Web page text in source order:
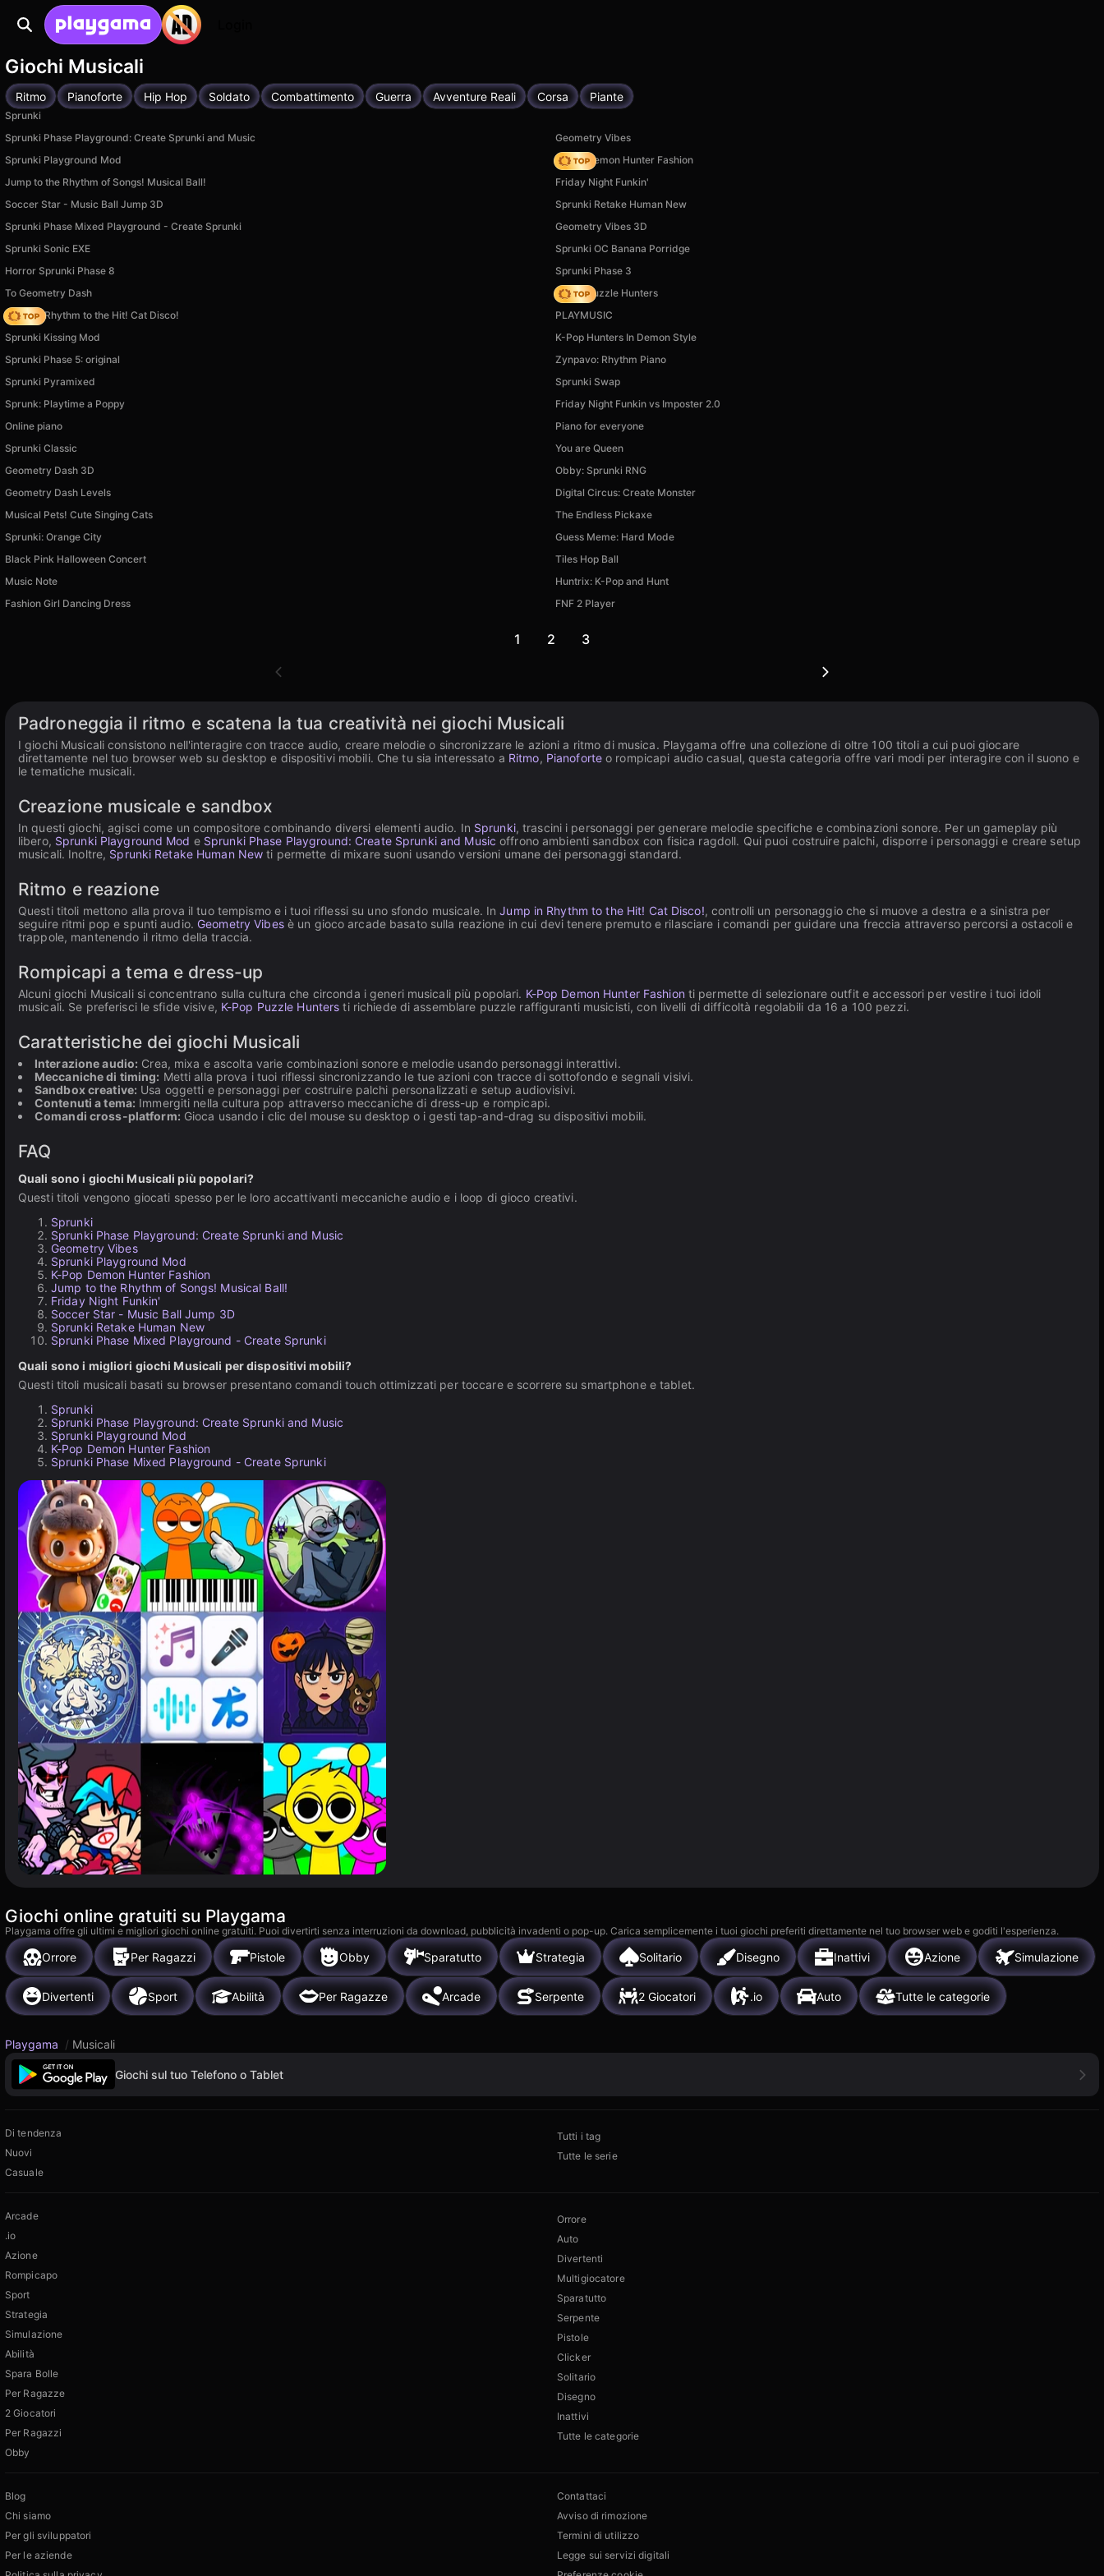
Giochi Musicali
Ritmo Pianoforte Hip Hop Soldato Combattimento Guerra Avventure Reali Corsa Piante
Sprunki
Sprunki Phase Playground: Create Sprunki and Music
Geometry Vibes
Sprunki Playground Mod
K-Pop Demon Hunter Fashion
Jump to the Rhythm of Songs! Musical Ball!
Friday Night Funkin'
Soccer Star - Music Ball Jump 3D
Sprunki Retake Human New
Sprunki Phase Mixed Playground - Create Sprunki
Geometry Vibes 3D
Sprunki Sonic EXE
Sprunki OC Banana Porridge
Horror Sprunki Phase 8
Sprunki Phase 3
To Geometry Dash
K-Pop Puzzle Hunters
Jump in Rhythm to the Hit! Cat Disco!
PLAYMUSIC
Sprunki Kissing Mod
K-Pop Hunters In Demon Style
Sprunki Phase 5: original
Zynpavo: Rhythm Piano
Sprunki Pyramixed
Sprunki Swap
Sprunk: Playtime a Poppy
Friday Night Funkin vs Imposter 2.0
Online piano
Piano for everyone
Sprunki Classic
You are Queen
Geometry Dash 3D
Obby: Sprunki RNG
Geometry Dash Levels
Digital Circus: Create Monster
Musical Pets! Cute Singing Cats
The Endless Pickaxe
Sprunki: Orange City
Guess Meme: Hard Mode
Black Pink Halloween Concert
Tiles Hop Ball
Music Note
Huntrix: K-Pop and Hunt
Fashion Girl Dancing Dress
FNF 2 Player
1 2 3
Padroneggia il ritmo e scatena la tua creatività nei giochi Musicali
I giochi Musicali consistono nell'interagire con tracce audio, creare melodie o sincronizzare le azioni a ritmo di musica. Playgama offre una collezione di oltre 100 titoli a cui puoi giocare
direttamente nel tuo browser web su desktop e dispositivi mobili. Che tu sia interessato a Ritmo, Pianoforteo rompicapi audio casual, questa categoria offre vari modi per interagire con il suono e
le tematiche musicali.
Creazione musicale e sandbox
In questi giochi, agisci come un compositore combinando diversi elementi audio. In Sprunki, trascini i personaggi per generare melodie specifiche e combinazioni sonore. Per un gameplay più
libero, Sprunki Playground Mod e Sprunki Phase Playground: Create Sprunki and Music offrono ambienti sandbox con fisica ragdoll. Qui puoi costruire palchi, disporre i personaggi e creare setup
musicali. Inoltre, Sprunki Retake Human New ti permette di mixare suoni usando versioni umane dei personaggi standard.
Ritmo e reazione
Questi titoli mettono alla prova il tuo tempismo e i tuoi riflessi su uno sfondo musicale. InJump in Rhythm to the Hit! Cat Disco!, controlli un personaggio che si muove a destra e a sinistra per
seguire ritmi pop e spunti audio. Geometry Vibesè un gioco arcade basato sulla reazione in cui devi tenere premuto e rilasciare i comandi per guidare una freccia attraverso percorsi a ostacoli e
trappole, mantenendo il ritmo della traccia.
Rompicapi a tema e dress-up
Alcuni giochi Musicali si concentrano sulla cultura che circonda i generi musicali più popolari. K-Pop Demon Hunter Fashion ti permette di selezionare outfit e accessori per vestire i tuoi idoli
musicali. Se preferisci le sfide visive, K-Pop Puzzle Hunters ti richiede di assemblare puzzle raffiguranti musicisti, con livelli di difficoltà regolabili da 16 a 100 pezzi.
Caratteristiche dei giochi Musicali
Interazione audio: Crea, mixa e ascolta varie combinazioni sonore e melodie usando personaggi interattivi.
Meccaniche di timing: Metti alla prova i tuoi riflessi sincronizzando le tue azioni con tracce di sottofondo e segnali visivi.
Sandbox creative: Usa oggetti e personaggi per costruire palchi personalizzati e setup audiovisivi.
Contenuti a tema: Immergiti nella cultura pop attraverso meccaniche di dress-up e rompicapi.
Comandi cross-platform: Gioca usando i clic del mouse su desktop o i gesti tap-and-drag su dispositivi mobili.
FAQ
Quali sono i giochi Musicali più popolari?
Questi titoli vengono giocati spesso per le loro accattivanti meccaniche audio e i loop di gioco creativi.
Sprunki
Sprunki Phase Playground: Create Sprunki and Music
Geometry Vibes
Sprunki Playground Mod
K-Pop Demon Hunter Fashion
Jump to the Rhythm of Songs! Musical Ball!
Friday Night Funkin'
Soccer Star - Music Ball Jump 3D
Sprunki Retake Human New
Sprunki Phase Mixed Playground - Create Sprunki
Quali sono i migliori giochi Musicali per dispositivi mobili?
Questi titoli musicali basati su browser presentano comandi touch ottimizzati per toccare e scorrere su smartphone e tablet.
Sprunki
Sprunki Phase Playground: Create Sprunki and Music
Sprunki Playground Mod
K-Pop Demon Hunter Fashion
Sprunki Phase Mixed Playground - Create Sprunki
Giochi online gratuiti su Playgama
Playgama offre gli ultimi e migliori giochi online gratuiti. Puoi divertirti senza interruzioni da download, pubblicità invadenti o pop-up. Carica semplicemente i tuoi giochi preferiti direttamente nel tuo browser web e goditi l'esperienza.
Orrore Per Ragazzi Pistole Obby Sparatutto Strategia Solitario Disegno Inattivi Azione Simulazione
Divertenti Sport Abilità Per Ragazze Arcade Serpente 2 Giocatori .io Auto Tutte le categorie
Playgama / Musicali
Giochi sul tuo Telefono o Tablet
Di tendenza
Nuovi
Casuale
Tutti i tag
Tutte le serie
Arcade
.io
Azione
Rompicapo
Sport
Strategia
Simulazione
Abilità
Spara Bolle
Per Ragazze
2 Giocatori
Per Ragazzi
Obby
Orrore
Auto
Divertenti
Multigiocatore
Sparatutto
Serpente
Pistole
Clicker
Solitario
Disegno
Inattivi
Tutte le categorie
Blog
Chi siamo
Per gli sviluppatori
Per le aziende
Contattaci
Avviso di rimozione
Termini di utilizzo
Legge sui servizi digitali